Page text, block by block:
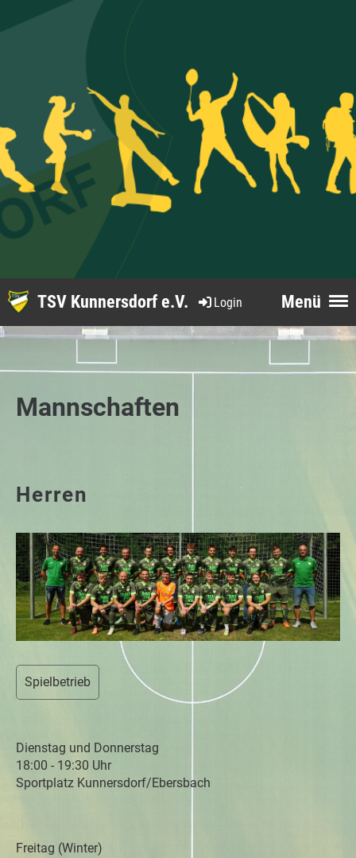
Menü
Login
TSV Kunnersdorf e.V.
Mannschaften
Herren
Spielbetrieb
Dienstag und Donnerstag
18:00 - 19:30 Uhr
Sportplatz Kunnersdorf/Ebersbach
Freitag (Winter)